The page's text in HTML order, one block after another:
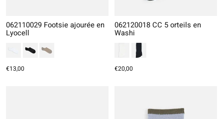
062110029 Footsie ajourée en
Lyocell
€13,00
062120018 CC 5 orteils en
Washi
€20,00